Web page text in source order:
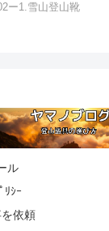
ー1.雪山登山靴
ル
ﾘｼｰ
依頼